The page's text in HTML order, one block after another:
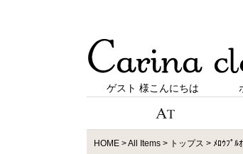
ゲスト 様こんにちは
HOME All Items トップス ﾒﾛｳﾌﾟﾙ